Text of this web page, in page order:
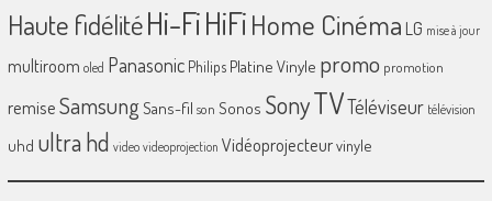
Haute fidélitéHi-FiHiFiHome Cinéma LG mise à jour
multiroom oled Panasonic Philips Platine Vinyle promo promotion
remiseSamsungSans-fil son Sonos SonyTVTéléviseur télévision
uhd ultra hd video videoprojection Vidéoprojecteurvinyle